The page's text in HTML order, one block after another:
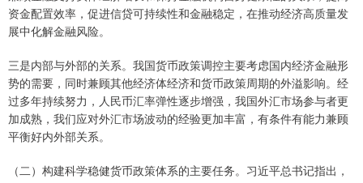
资金配置效率，促进信贷可持续性和金融稳定，在推动经济高质量发
展中化解金融风险。
三是内部与外部的关系。我国货币政策调控主要考虑国内经济金融形
势的需要，同时兼顾其他经济体经济和货币政策周期的外溢影响。经
过多年持续努力，人民币汇率弹性逐步增强，我国外汇市场参与者更
加成熟，我们应对外汇市场波动的经验更加丰富，有条件有能力兼顾
平衡好内外部关系。
（二）构建科学稳健货币政策体系的主要任务。习近平总书记指出，